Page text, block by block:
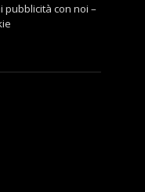
pubblicità con noi –